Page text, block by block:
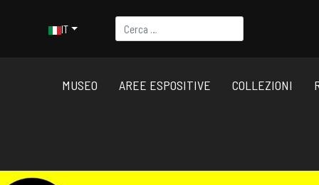
Seleziona la tua lingua
IT
MUSEO AREE ESPOSITIVE COLLEZIONI